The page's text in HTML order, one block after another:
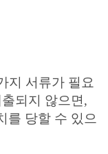
지 서류가 필요
되지 않으면,
를 당할 수 있으